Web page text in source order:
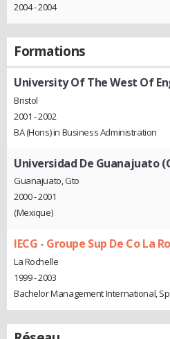
2004 - 2004
Formations
University Of The West Of
Bristol
2001 - 2002
BA (Hons) in Business Administration
Universidad De Guanajuato
Guanajuato, Gto
2000 - 2001
(Mexique)
IECG - Groupe Sup De Co La
La Rochelle
1999 - 2003
Bachelor Management International,